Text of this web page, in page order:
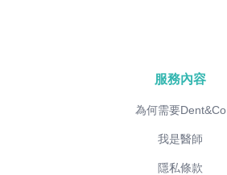
服務內容
為何需要Dent&Co
我是醫師
隱私條款